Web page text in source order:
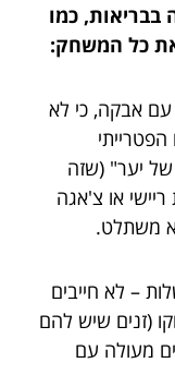
כמו
את כל המשחק:
אבקה, כי לא
של יער" (שזה
או צ'אגה
משתלט.
– לא חייבים
(זנים שיש להם
מעולה עם